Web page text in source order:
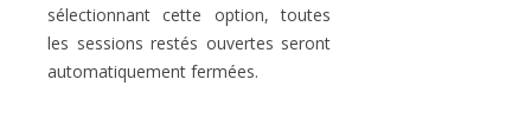
sélectionnant cette option, toutes
les sessions restés ouvertes seront
automatiquement fermées.